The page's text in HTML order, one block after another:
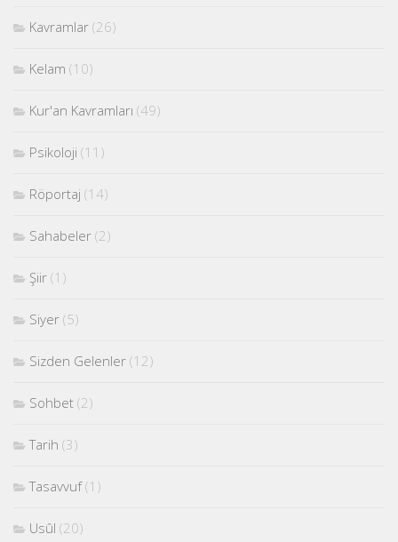
Kavramlar (26)
Kelam (10)
Kur'an Kavramları (49)
Psikoloji (11)
Röportaj (14)
Sahabeler (2)
Şiir (1)
Siyer (5)
Sizden Gelenler (12)
Sohbet (2)
Tarih (3)
Tasavvuf(1)
Usûl (20)